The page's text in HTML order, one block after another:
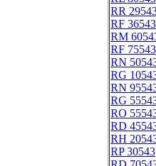
RR
RF 36543
RM
RF 75543
RN
RG
RN
RG
RO
RD
RH
RP 30543